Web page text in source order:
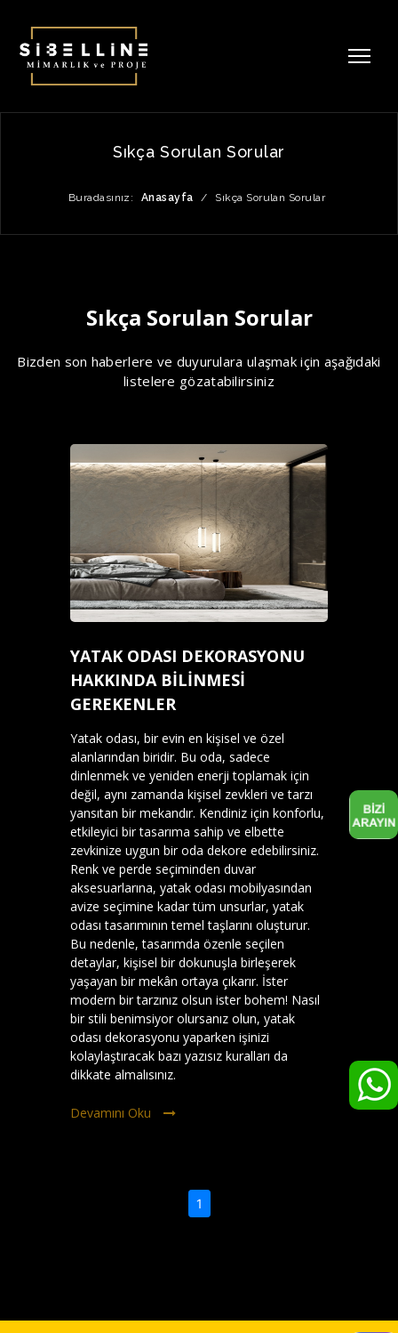
Sıkça Sorulan Sorular
Buradasınız: Anasayfa / Sıkça Sorulan Sorular
Sıkça Sorulan Sorular
Bizden son haberlere ve duyurulara ulaşmak için aşağıdaki
listelere gözatabilirsiniz
YATAK ODASI DEKORASYONU
HAKKINDA BİLİNMESİ
GEREKENLER
Yatak odası, bir evin en kişisel ve özel
alanlarından biridir. Bu oda, sadece
dinlenmek ve yeniden enerji toplamak için
değil, aynı zamanda kişisel zevkleri ve tarzı
yansıtan bir mekandır. Kendiniz için konforlu,
etkileyici bir tasarıma sahip ve elbette
zevkinize uygun bir oda dekore edebilirsiniz.
Renk ve perde seçiminden duvar
aksesuarlarına, yatak odası mobilyasından
avize seçimine kadar tüm unsurlar, yatak
odası tasarımının temel taşlarını oluşturur.
Bu nedenle, tasarımda özenle seçilen
detaylar, kişisel bir dokunuşla birleşerek
yaşayan bir mekân ortaya çıkarır. İster
modern bir tarzınız olsun ister bohem! Nasıl
bir stili benimsiyor olursanız olun, yatak
odası dekorasyonu yaparken işinizi
kolaylaştıracak bazı yazısız kuralları da
dikkate almalısınız.
Devamını Oku
1